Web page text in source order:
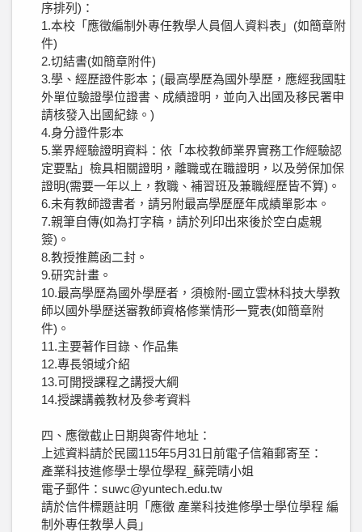
序排列)：
1.本校「應徵編制外專任教學人員個人資料表」(如簡章附
件)
2.切結書(如簡章附件)
3.學、經歷證件影本；(最高學歷為國外學歷，應經我國駐
外單位驗證學位證書、成績證明，並向入出國及移民署申
請核發入出國紀錄。)
4.身分證件影本
5.業界經驗證明資料：依「本校教師業界實務工作經驗認
定要點」檢具相關證明，離職或在職證明，以及勞保加保
證明(需要一年以上，教職、補習班及兼職經歷皆不算)。
6.未有教師證書者，請另附最高學歷歷年成績單影本。
7.親筆自傳(如為打字稿，請於列印出來後於空白處親
簽)。
8.教授推薦函二封。
9.研究計畫。
10.最高學歷為國外學歷者，須檢附-國立雲林科技大學教
師以國外學歷送審教師資格修業情形一覽表(如簡章附
件)。
11.主要著作目錄、作品集
12.專長領域介紹
13.可開授課程之講授大綱
14.授課講義教材及參考資料
四、應徵截止日期與寄件地址：
上述資料請於民國115年5月31日前電子信箱郵寄至：
產業科技進修學士學位學程_蘇莞晴小姐
電子郵件：suwc@yuntech.edu.tw
請於信件標題註明「應徵 產業科技進修學士學位學程 編
制外專任教學人員」